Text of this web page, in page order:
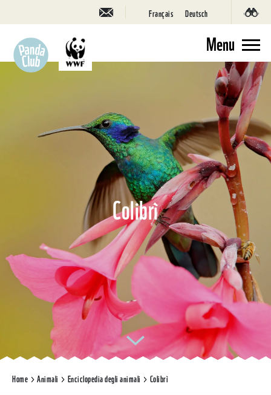
Français Deutsch
Menu
Colibrì
Home Animali Enciclopedia degli animali Colibrì